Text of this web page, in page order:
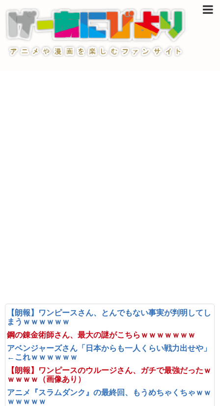
【朗報】ワンピースさん、とんでもない事実が判明してし
まうｗｗｗｗｗｗ
鋼の錬金術師さん、最大の謎がこちらｗｗｗｗｗｗｗ
アベンジャーズさん「日本からも一人くらい戦力出せや」
←これｗｗｗｗｗｗ
【朗報】ワンピースのウルージさん、ガチで最強だったｗ
ｗｗｗｗ（画像あり）
アニメ『スラムダンク』の最終回、もうめちゃくちゃｗｗ
ｗｗｗｗｗ